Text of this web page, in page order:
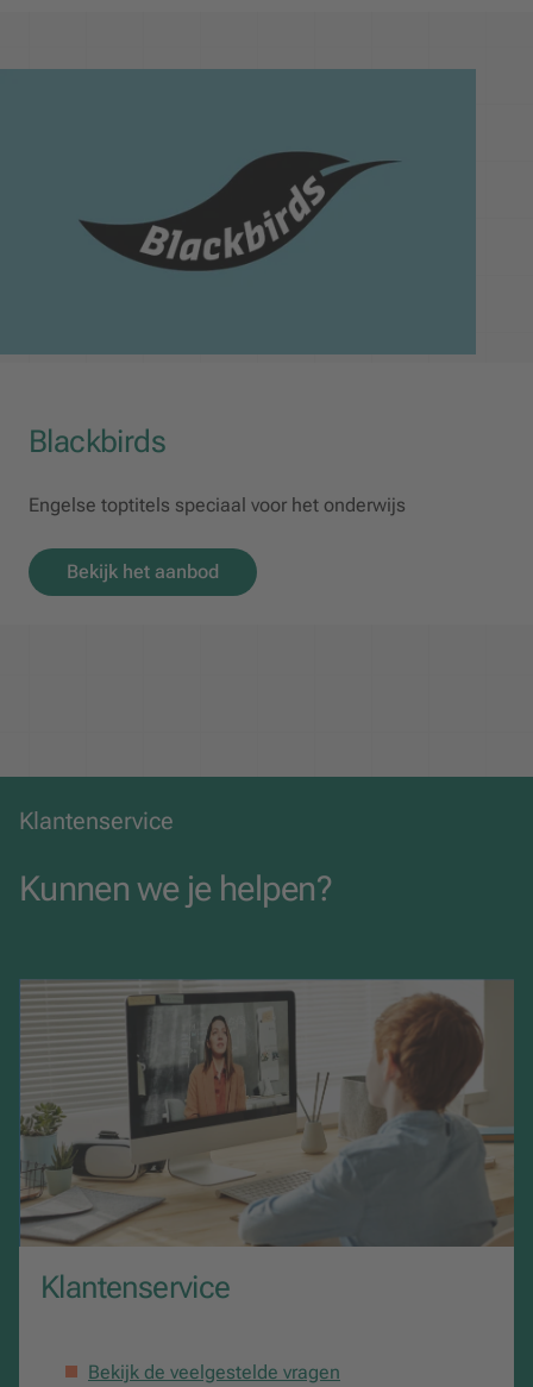
Blackbirds
Engelse toptitels speciaal voor het onderwijs
Bekijk het aanbod
Klantenservice
Kunnen we je helpen?
Klantenservice
Bekijk de veelgestelde vragen